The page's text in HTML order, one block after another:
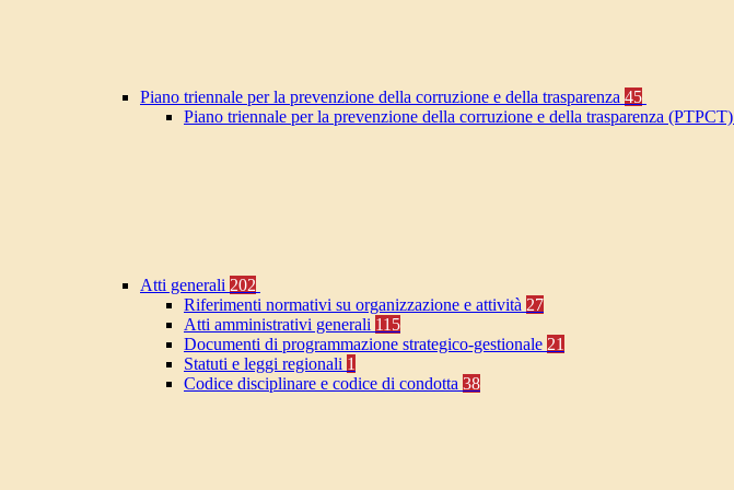
Piano triennale per la prevenzione della corruzione e della trasparenza 45
Piano triennale per la prevenzione della corruzione e della trasparenza (PTPCT)
Atti generali 202
Riferimenti normativi su organizzazione e attività 27
Atti amministrativi generali 115
Documenti di programmazione strategico-gestionale 21
Statuti e leggi regionali 1
Codice disciplinare e codice di condotta 38